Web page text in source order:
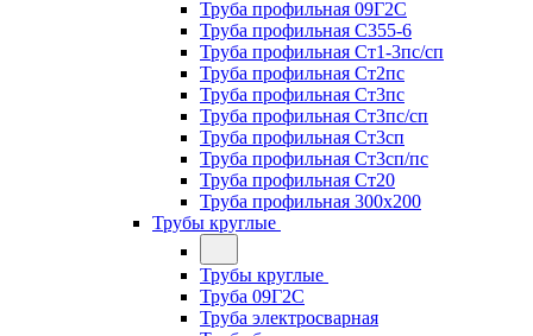
Труба профильная 09Г2С
Труба профильная С355-6
Труба профильная Ст1-3пс/сп
Труба профильная Ст2пс
Труба профильная Ст3пс
Труба профильная Ст3пс/сп
Труба профильная Ст3сп
Труба профильная Ст3сп/пс
Труба профильная Ст20
Труба профильная 300х200
Трубы круглые
Трубы круглые
Труба 09Г2С
Труба электросварная